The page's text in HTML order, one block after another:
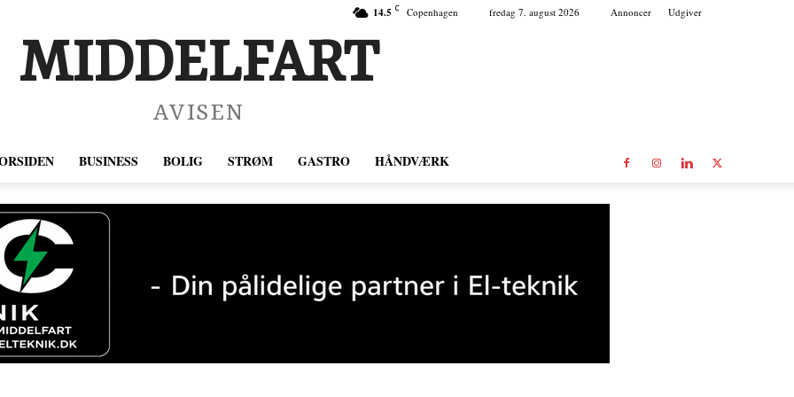
14.5 C Copenhagen fredag 7. august 2026 Annoncer Udgiver
MIDDELFART
AVISEN
BUSINESS BOLIG STRØM GASTRO HÅNDVÆRK